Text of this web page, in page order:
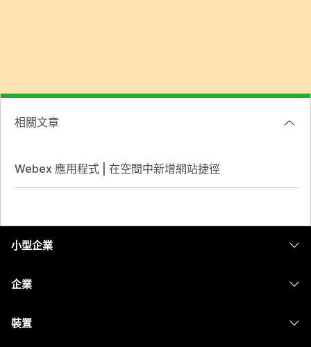
相關文章
Webex 應用程式 | 在空間中新增網站捷徑
小型企業
企業
裝置